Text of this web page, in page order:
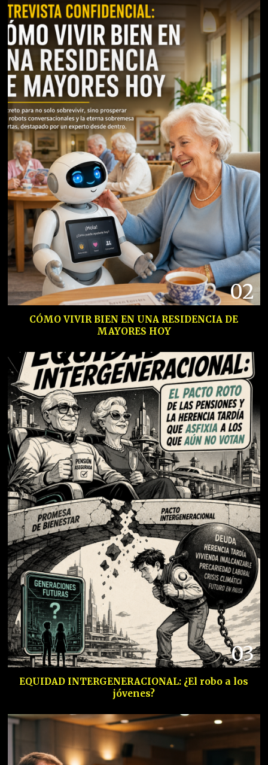
02
CÓMO VIVIR BIEN EN UNA RESIDENCIA DE
MAYORES HOY
03
EQUIDAD INTERGENERACIONAL: ¿El robo a los
jóvenes?